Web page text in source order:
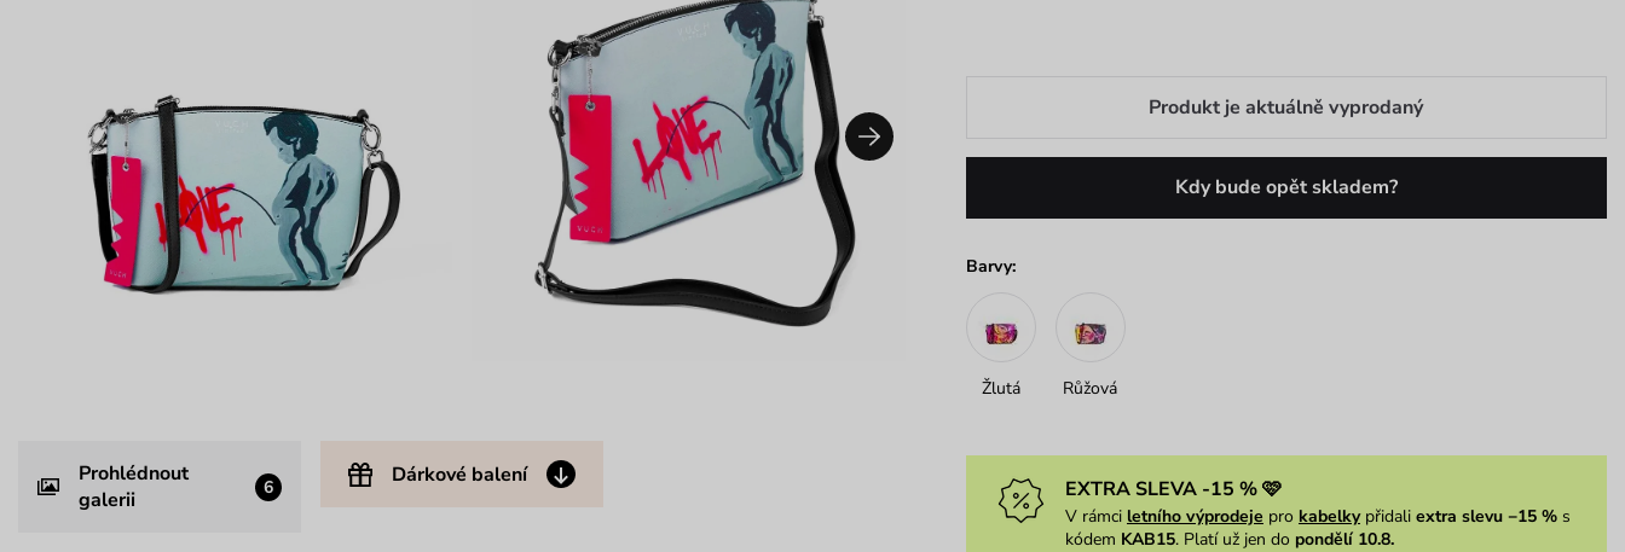
Prohlédnout
galerii
6 Dárkové balení
Produkt je aktuálně vyprodaný
Kdy bude opět skladem?
Barvy:
Žlutá Růžová
EXTRA SLEVA -15 % 🩷
V rámci letního výprodeje pro kabelkypřidali extra slevu −15 %s
kódem KAB15. Platí už jen do pondělí 10.8.